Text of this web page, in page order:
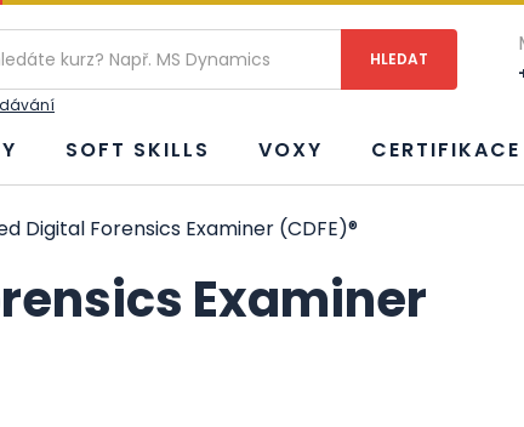
SOFT SKILLS VOXY CERTIFIKACE
Digital Forensics Examiner (CDFE)®
Examiner